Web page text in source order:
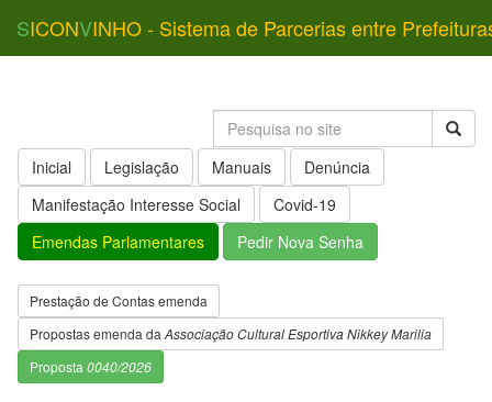
SICONVINHO - Sistema de Parcerias entre
Inicial Legislação Manuais
Denúncia
Manifestação Interesse Social
Covid-19
Emendas Parlamentares
Pedir Nova Senha
Prestação de Contas emenda
Propostas emenda da Associação Cultural Esportiva Nikkey Marilia
Proposta 0040/2026